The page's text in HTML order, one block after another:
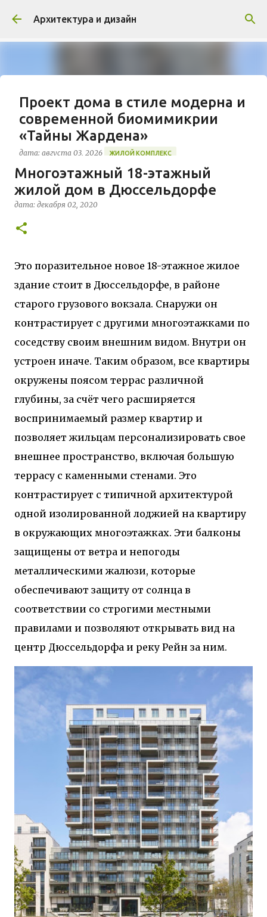
К основному контенту
Архитектура и дизайн
Проект дома в стиле модерна и
современной биомимикрии
«Тайны Жардена»
дата: августа 03, 2026 ЖИЛОЙ КОМПЛЕКС
В марте 2026 года в Монпелье завершилось
строительство знакового жилого комплекса
«Jardins Secrets» от бюро Vincent Callebaut
территории бывшей пехотной школы (EAI) в
исторический контекст. Комплекс состоит из
двух объектов: «Théia» (75 квартир, из которых 17
— социального назначения, общая площадь 5 364
м²) и «Opale & Sens» (38 квартир, включая 11
113 жилых единиц спроектированы с учетом
строгих норм пожарной безопасности,
принципов биоразнообразия и социальной
инклюзивности. Успех проекта был подтвержден
победой в городском конкурсе 2021 года и
получением престижной награды «Серебряная
застройщиков Окситании в 2024 году. Концепция
«Jardins Secrets» — это современный
средиземноморский манифест. Архитекторы
стремились объединить память о военном
прошлом участка с принц...
Многоэтажный 18-этажный
жилой дом в Дюссельдорфе
дата: декабря 02, 2020
Это поразительное новое 18-этажное жилое
здание стоит в Дюссельдорфе, в районе
старого грузового вокзала. Снаружи он
контрастирует с другими многоэтажками по
соседству своим внешним видом. Внутри он
устроен иначе. Таким образом, все квартиры
окружены поясом террас различной
глубины, за счёт чего расширяется
воспринимаемый размер квартир и
позволяет жильцам персонализировать свое
внешнее пространство, включая большую
террасу с каменными стенами. Это
контрастирует с типичной архитектурой
одной изолированной лоджией на квартиру
в окружающих многоэтажках. Эти балконы
защищены от ветра и непогоды
металлическими жалюзи, которые
обеспечивают защиту от солнца в
соответствии со строгими местными
правилами и позволяют открывать вид на
центр Дюссельдорфа и реку Рейн за ним.